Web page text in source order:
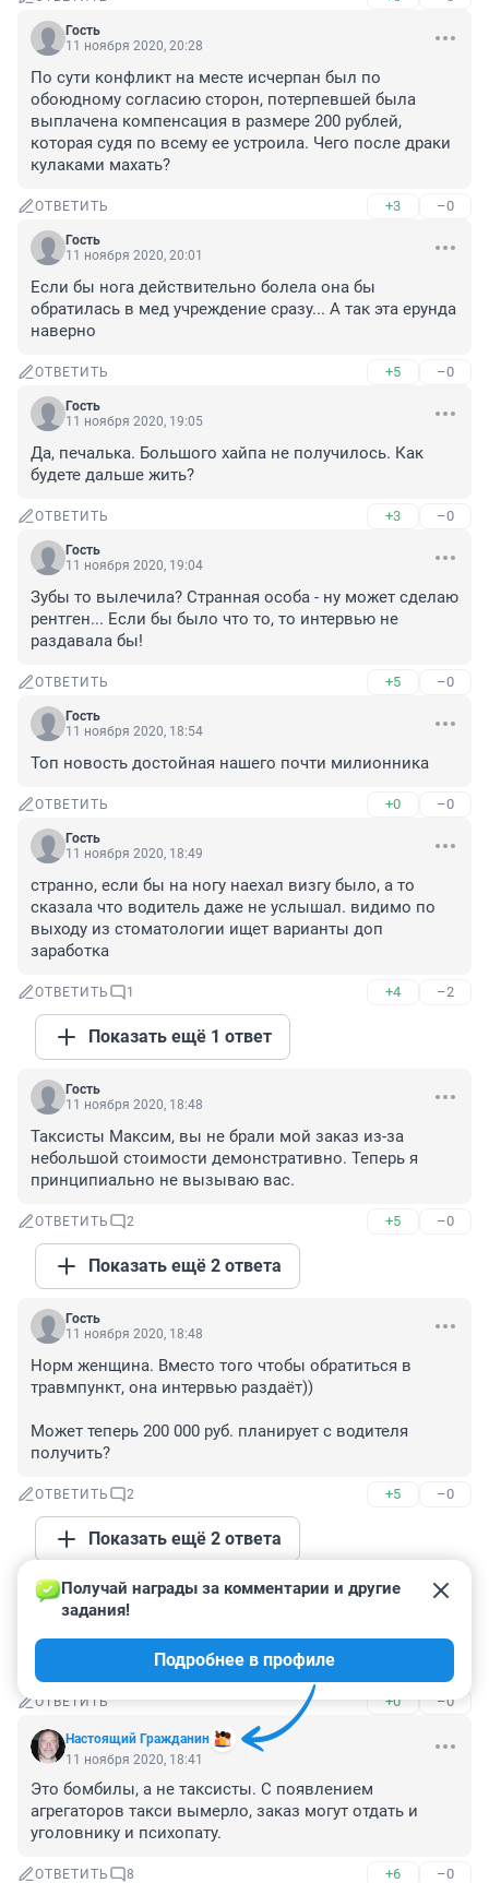
Гость
11 ноября 2020, 20:28
По сути конфликт на месте исчерпан был по
обоюдному согласию сторон, потерпевшей была
выплачена компенсация в размере 200 рублей,
которая судя по всему ее устроила. Чего после драки
кулаками махать?
ОТВЕТИТЬ +3 –0
Гость
11 ноября 2020, 20:01
Если бы нога действительно болела она бы
обратилась в мед учреждение сразу... А так эта ерунда
наверно
ОТВЕТИТЬ +5 –0
Гость
11 ноября 2020, 19:05
Да, печалька. Большого хайпа не получилось. Как
будете дальше жить?
ОТВЕТИТЬ +3 –0
Гость
11 ноября 2020, 19:04
Зубы то вылечила? Странная особа - ну может сделаю
рентген... Если бы было что то, то интервью не
раздавала бы!
ОТВЕТИТЬ +5 –0
Гость
11 ноября 2020, 18:54
Топ новость достойная нашего почти милионника
ОТВЕТИТЬ +0 –0
Гость
11 ноября 2020, 18:49
странно, если бы на ногу наехал визгу было, а то
сказала что водитель даже не услышал. видимо по
выходу из стоматологии ищет варианты доп
заработка
ОТВЕТИТЬ 1 +4 –2
Показать ещё 1 ответ
Гость
11 ноября 2020, 18:48
Таксисты Максим, вы не брали мой заказ из-за
небольшой стоимости демонстративно. Теперь я
принципиально не вызываю вас.
ОТВЕТИТЬ 2 +5 –0
Показать ещё 2 ответа
Гость
11 ноября 2020, 18:48
Норм женщина. Вместо того чтобы обратиться в
травмпункт, она интервью раздаёт))
Может теперь 200 000 руб. планирует с водителя
получить?
ОТВЕТИТЬ 2 +5 –0
Показать ещё 2 ответа
Гость
11 ноября 2020, 18:41
Пипец люди пошли, не только из за намордников
убить друг друга готовы.
ОТВЕТИТЬ +0 –0
Настоящий Гражданин
Получай награды за комментарии и другие
задания!
Подробнее в профиле
11 ноября 2020, 18:41
Это бомбилы, а не таксисты. С появлением
агрегаторов такси вымерло, заказ могут отдать и
уголовнику и психопату.
ОТВЕТИТЬ 8 +6 –0